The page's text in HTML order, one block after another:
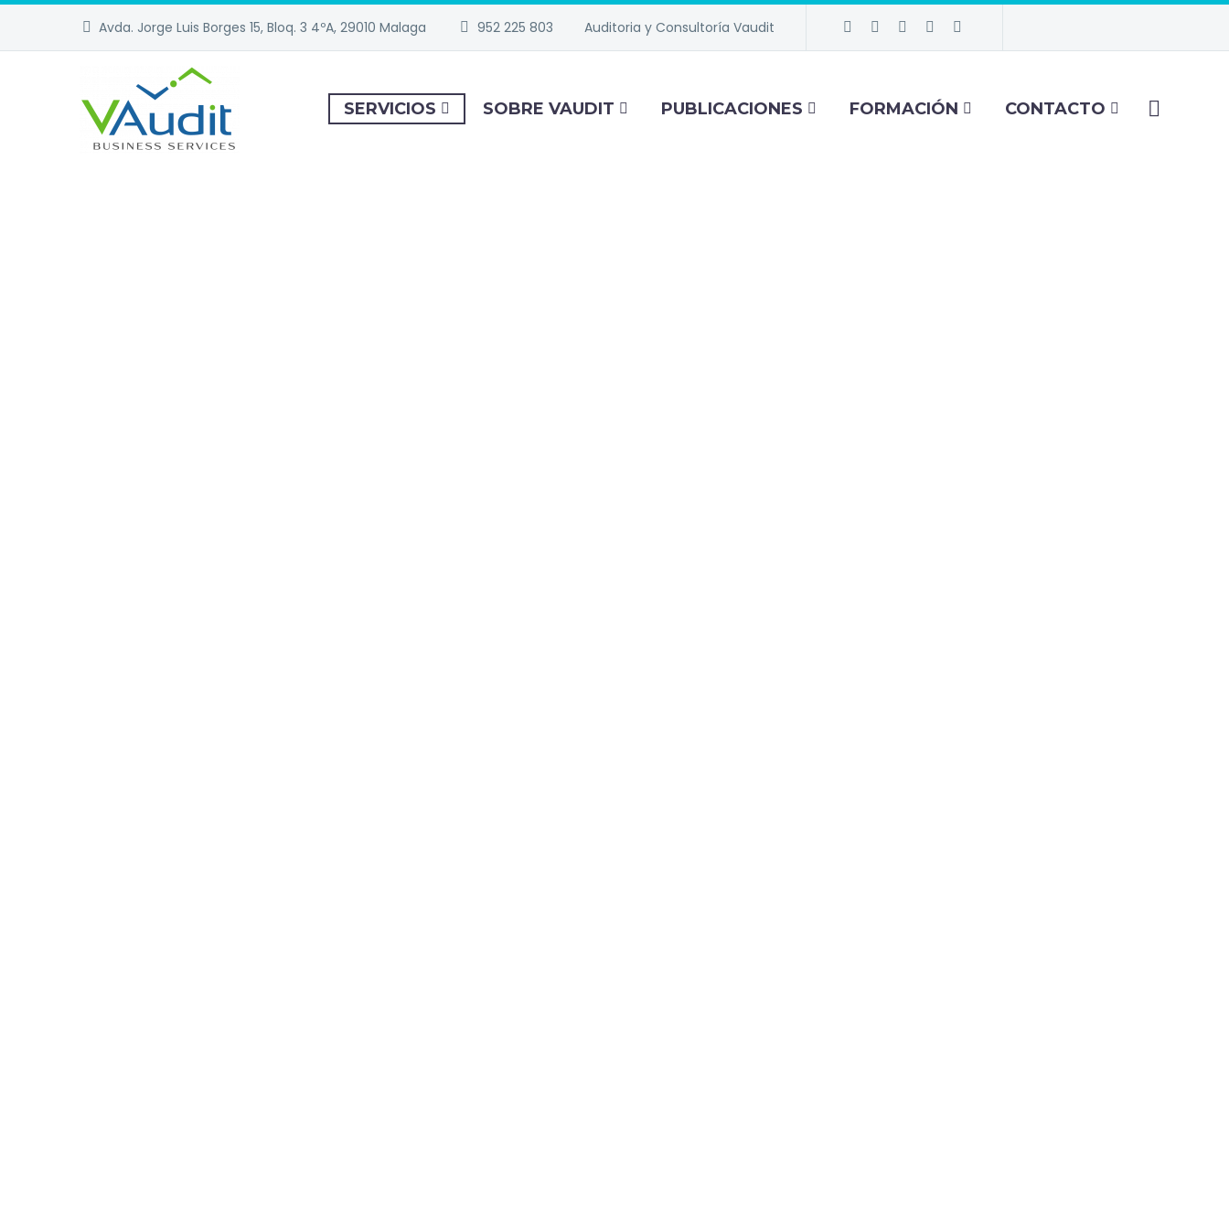
Avda. Jorge Luis Borges 15, Bloq. 3 4ºA, 29010 Malaga 952 225 803 Auditoria y Consultoría Vaudit
SERVICIOS SOBRE VAUDIT PUBLICACIONES FORMACIÓN CONTACTO